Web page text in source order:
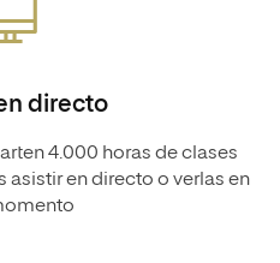
directo
4.000 horas de clases
asistir en directo o verlas en